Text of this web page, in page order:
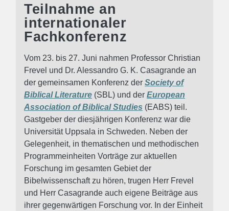
Teilnahme an
internationaler
Fachkonferenz
Vom 23. bis 27. Juni nahmen Professor Christian
Frevel und Dr. Alessandro G. K. Casagrande an
der gemeinsamen Konferenz der Society of
Biblical Literature (SBL) und der European
Association of Biblical Studies (EABS) teil.
Gastgeber der diesjährigen Konferenz war die
Universität Uppsala in Schweden. Neben der
Gelegenheit, in thematischen und methodischen
Programmeinheiten Vorträge zur aktuellen
Forschung im gesamten Gebiet der
Bibelwissenschaft zu hören, trugen Herr Frevel
und Herr Casagrande auch eigene Beiträge aus
ihrer gegenwärtigen Forschung vor. In der Einheit